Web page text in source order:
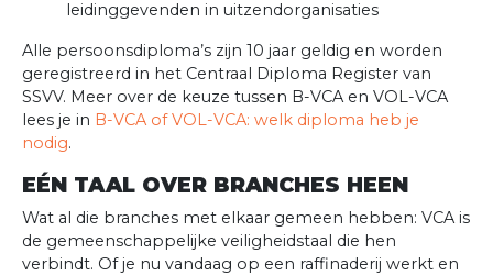
leidinggevenden in uitzendorganisaties
Alle persoonsdiploma’s zijn 10 jaar geldig en worden
geregistreerd in het Centraal Diploma Register van
SSVV. Meer over de keuze tussen B-VCA en VOL-VCA
lees je in B-VCA of VOL-VCA: welk diploma heb je
nodig.
EÉN TAAL OVER BRANCHES HEEN
Wat al die branches met elkaar gemeen hebben: VCA is
de gemeenschappelijke veiligheidstaal die hen
verbindt. Of je nu vandaag op een raffinaderij werkt en